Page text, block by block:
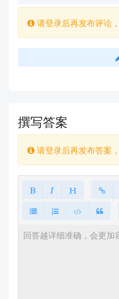
请登录后再发布评论，
撰写答案
请登录后再发布答案，